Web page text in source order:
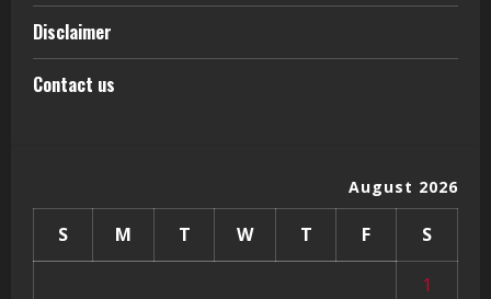
Disclaimer
Contact us
August 2026
S M T W T F S
1